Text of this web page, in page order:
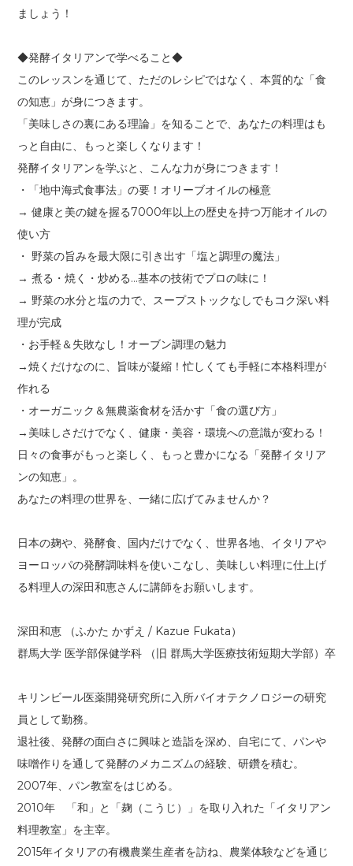
ましょう！
◆発酵イタリアンで学べること◆
このレッスンを通じて、ただのレシピではなく、本質的な「食
の知恵」が身につきます。
「美味しさの裏にある理論」を知ることで、あなたの料理はも
っと自由に、もっと楽しくなります！
発酵イタリアンを学ぶと、こんな力が身につきます！
・「地中海式食事法」の要！オリーブオイルの極意
→ 健康と美の鍵を握る7000年以上の歴史を持つ万能オイルの
使い方
・ 野菜の旨みを最大限に引き出す「塩と調理の魔法」
→ 煮る・焼く・炒める…基本の技術でプロの味に！
→ 野菜の水分と塩の力で、スープストックなしでもコク深い料
理が完成
・お手軽＆失敗なし！オーブン調理の魅力
→焼くだけなのに、旨味が凝縮！忙しくても手軽に本格料理が
作れる
・オーガニック＆無農薬食材を活かす「食の選び方」
→美味しさだけでなく、健康・美容・環境への意識が変わる！
日々の食事がもっと楽しく、もっと豊かになる「発酵イタリア
ンの知恵」。
あなたの料理の世界を、一緒に広げてみませんか？
日本の麹や、発酵食、国内だけでなく、世界各地、イタリアや
ヨーロッパの発酵調味料を使いこなし、美味しい料理に仕上げ
る料理人の深田和恵さんに講師をお願いします。
深田和恵 （ふかた かずえ / Kazue Fukata）
群馬大学 医学部保健学科 （旧 群馬大学医療技術短期大学部）卒
キリンビール医薬開発研究所に入所バイオテクノロジーの研究
員として勤務。
退社後、発酵の面白さに興味と造詣を深め、自宅にて、パンや
味噌作りを通して発酵のメカニズムの経験、研鑽を積む。
2007年、パン教室をはじめる。
2010年 「和」と「麹（こうじ）」を取り入れた「イタリアン
料理教室」を主宰。
2015年イタリアの有機農業生産者を訪ね、農業体験などを通じ